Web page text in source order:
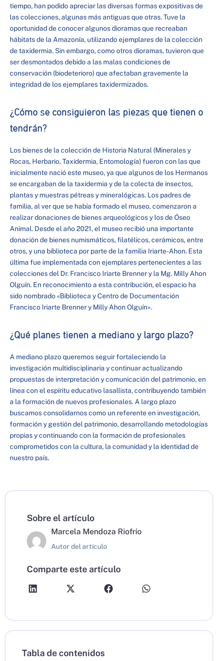
tiempo, han podido apreciar las diversas formas expositivas de
las colecciones, algunas más antiguas que otras. Tuve la
oportunidad de conocer algunos dioramas que recreaban
hábitats de la Amazonía, utilizando ejemplares de la colección
de taxidermia. Sin embargo, como otros dioramas, tuvieron que
ser desmontados debido a las malas condiciones de
conservación (biodeterioro) que afectaban gravemente la
integridad de los ejemplares taxidermizados.
¿Cómo se consiguieron las piezas que tienen o
tendrán?
Los bienes de la colección de Historia Natural (Minerales y
Rocas, Herbario, Taxidermia, Entomología) fueron con las que
inicialmente nació este museo, ya que algunos de los Hermanos
se encargaban de la taxidermia y de la colecta de insectos,
plantas y muestras pétreas y mineralógicas. Los padres de
familia, al ver que se había formado el museo, comenzaron a
realizar donaciones de bienes arqueológicos y los de Óseo
Animal. Desde el año 2021, el museo recibió una importante
donación de bienes numismáticos, filatélicos, cerámicos, entre
otros, y una biblioteca por parte de la familia Iriarte-Ahon. Esta
última fue implementada con ejemplares pertenecientes a las
colecciones del Dr. Francisco Iriarte Brenner y la Mg. Milly Ahon
Olguín. En reconocimiento a esta contribución, el espacio ha
sido nombrado «Biblioteca y Centro de Documentación
Francisco Iriarte Brenner y Milly Ahon Olguín».
¿Qué planes tienen a mediano y largo plazo?
A mediano plazo queremos seguir fortaleciendo la
investigación multidisciplinaria y continuar actualizando
propuestas de interpretación y comunicación del patrimonio, en
línea con el espíritu educativo lasallista, contribuyendo también
a la formación de nuevos profesionales. A largo plazo
buscamos consolidarnos como un referente en investigación,
formación y gestión del patrimonio, desarrollando metodologías
propias y continuando con la formación de profesionales
comprometidos con la cultura, la comunidad y la identidad de
nuestro país.
Sobre el artículo
Marcela Mendoza Riofrío
Autor del artículo
Comparte este artículo
Tabla de contenidos